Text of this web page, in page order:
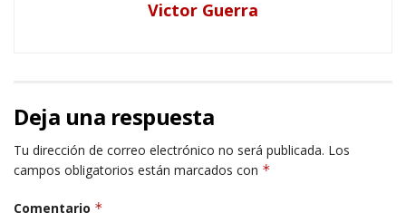
Victor Guerra
Deja una respuesta
Tu dirección de correo electrónico no será publicada. Los
campos obligatorios están marcados con *
Comentario *